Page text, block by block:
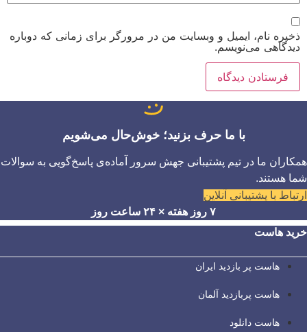
ذخیره نام، ایمیل و وبسایت من در مرورگر برای زمانی که دوباره
دیدگاهی می‌نویسم.
با ما حرف بزنید؛ خوش‌حال می‌شویم
همکاران ما در تیم پشتیبانی جهش سرور آماده‌ی پاسخ‌گویی به سوالات
شما هستند.
ارتباط با پشتیبانی آنلاین
۷ روز هفته × ۲۴ ساعت روز
خرید هاست
هاست پر بازدید ایران
هاست پربازدید آلمان
هاست دانلود